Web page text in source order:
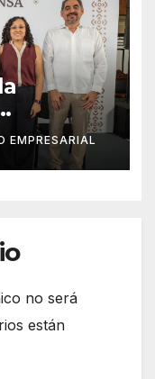
de las
EMPRESARIAL
no será
están